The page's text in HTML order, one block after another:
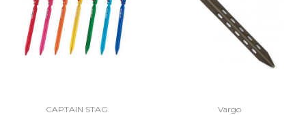
CAPTAIN STAG Vargo